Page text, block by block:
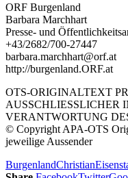
ORF Burgenland
Barbara Marchhart
Presse- und
+43/2682/700-27447
barbara.marchhart@orf.at
http://burgenland.ORF.at
OTS-ORIGINALTEXT
AUSSCHLIESSLICHER
VERANTWORTUNG
© Copyright APA-OTS
jeweilige Aussender
BurgenlandChristian